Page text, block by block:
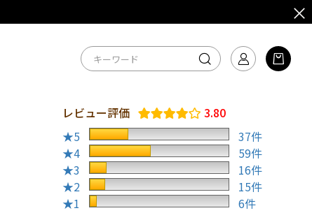
レビュー評価
3.80
★5
37件
★4
59件
★3
16件
★2
15件
★1
6件